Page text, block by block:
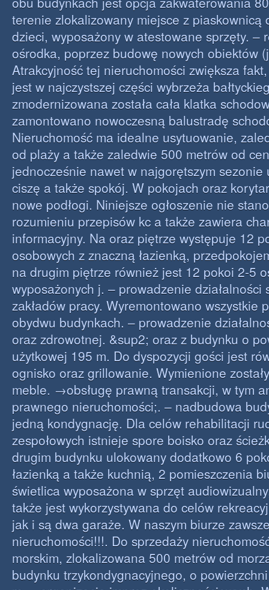
terenie zlokalizowany miejsce z piaskownicą
dzieci, wyposażony w atestowane sprzęty. –
ośrodka, poprzez budowę nowych obiektów
Atrakcyjność tej nieruchomości zwiększa
jest w najczystszej części wybrzeża
zmodernizowana została cała klatka
zamontowano nowoczesną balustradę
Nieruchomość ma idealne usytuowanie,
od plaży a także zaledwie 500 metrów od
jednocześnie nawet w najgorętszym sezonie
ciszę a także spokój. W pokojach oraz
nowe podłogi. Niniejsze ogłoszenie nie
rozumieniu przepisów kc a także zawiera
informacyjny. Na oraz piętrze występuje 12
osobowych z znaczną łazienką,
na drugim piętrze również jest 12 pokoi 2-5
wyposażonych j. – prowadzenie działalności
zakładów pracy. Wyremontowano wszystkie
obydwu budynkach. – prowadzenie
oraz zdrowotnej. &sup2; oraz z budynku o
użytkowej 195 m. Do dyspozycji gości jest
ognisko oraz grillowanie. Wymienione
meble. →obsługę prawną transakcji, w tym
prawnego nieruchomości;. – nadbudowa
jedną kondygnację. Dla celów rehabilitacji
zespołowych istnieje spore boisko oraz
drugim budynku ulokowany dodatkowo 6
łazienką a także kuchnią, 2 pomieszczenia
świetlica wyposażona w sprzęt
także jest wykorzystywana do celów
jak i są dwa garaże. W naszym biurze
nieruchomości!!!. Do sprzedaży
morskim, zlokalizowana 500 metrów od
budynku trzykondygnacyjnego, o